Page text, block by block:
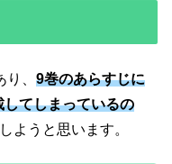
、 9巻のあらすじに
てしまっているの
しようと思います。